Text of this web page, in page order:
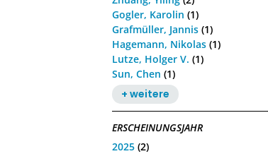
Gogler, Karolin (1)
Grafmüller, Jannis (1)
Hagemann, Nikolas (1)
Lutze, Holger V. (1)
Sun, Chen (1)
+ weitere
ERSCHEINUNGSJAHR
2025 (2)